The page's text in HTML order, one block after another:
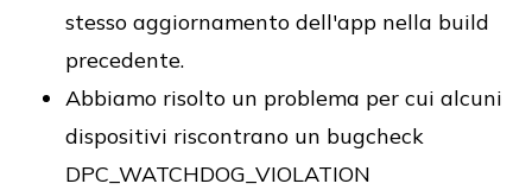
stesso aggiornamento dell'app nella build
precedente.
Abbiamo risolto un problema per cui alcuni
dispositivi riscontrano un bugcheck
DPC_WATCHDOG_VIOLATION